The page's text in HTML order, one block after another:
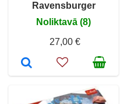
Ravensburger
Noliktavā (8)
27,00 €